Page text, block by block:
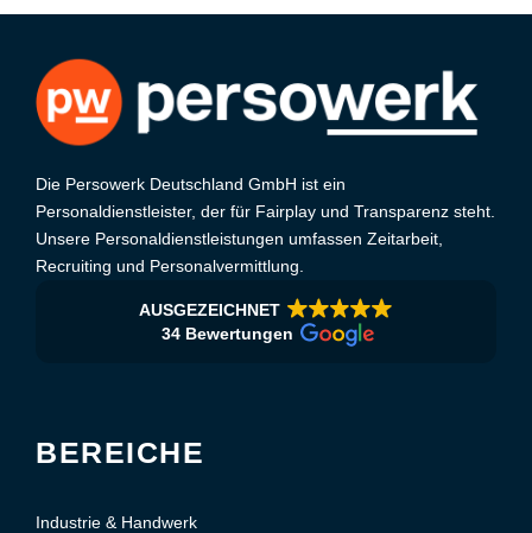
Die Persowerk Deutschland GmbH ist ein
Personaldienstleister, der für Fairplay und Transparenz steht.
Unsere Personaldienstleistungen umfassen Zeitarbeit,
Recruiting und Personalvermittlung.
AUSGEZEICHNET
34 Bewertungen
BEREICHE
Industrie & Handwerk